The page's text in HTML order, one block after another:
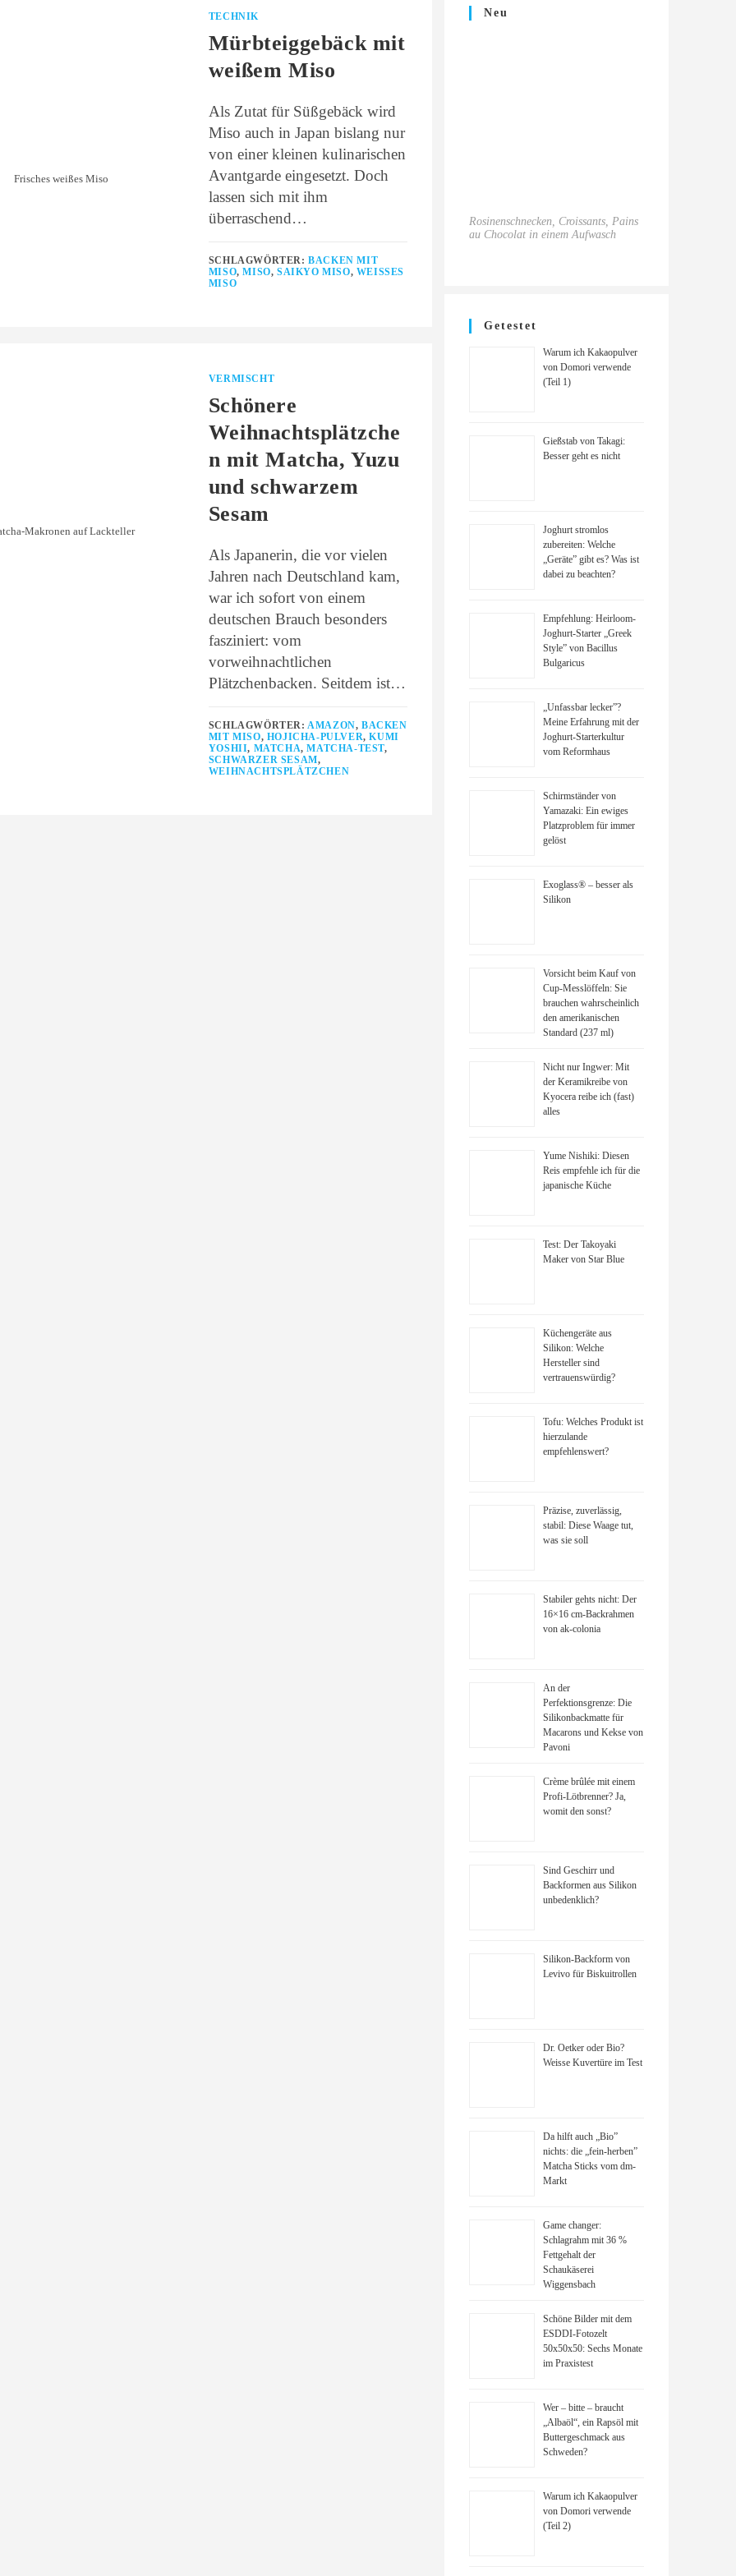
Frisches weißes Miso
TECHNIK
Mürbteiggebäck mit
weißem Miso
Als Zutat für Süßgebäck wird
Miso auch in Japan bislang nur
von einer kleinen kulinarischen
Avantgarde eingesetzt. Doch
lassen sich mit ihm
überraschend…
SCHLAGWÖRTER:BACKEN MIT
MISO,MISO, SAIKYO MISO, WEISSES M
ISO
Makronen auf Lackteller
VERMISCHT
Schönere
Weihnachtsplätzche
n mit Matcha, Yuzu
und schwarzem
Sesam
Als Japanerin, die vor vielen
Jahren nach Deutschland kam,
war ich sofort von einem
deutschen Brauch besonders
fasziniert: vom
vorweihnachtlichen
Plätzchenbacken. Seitdem ist…
SCHLAGWÖRTER: AMAZON, BACKEN
MIT MISO, HOJICHA-PULVER,KUMI
YOSHII, MATCHA,MATCHA-TEST,
SCHWARZER SESAM,
WEIHNACHTSPLÄTZCHEN
Neu
Rosinenschnecken, Croissants, Pains
au Chocolat in einem Aufwasch
Getestet
Warum ich Kakaopulver
von Domori verwende
(Teil 1)
Gießstab von Takagi:
Besser geht es nicht
Joghurt stromlos
zubereiten: Welche
„Geräte” gibt es? Was ist
dabei zu beachten?
Empfehlung: Heirloom-
Joghurt-Starter „Greek
Style” von Bacillus
Bulgaricus
„Unfassbar lecker”?
Meine Erfahrung mit der
Joghurt-Starterkultur
vom Reformhaus
Schirmständer von
Yamazaki: Ein ewiges
Platzproblem für immer
gelöst
Exoglass® – besser als
Silikon
Vorsicht beim Kauf von
Cup-Messlöffeln: Sie
brauchen wahrscheinlich
den amerikanischen
Standard (237 ml)
Nicht nur Ingwer: Mit
der Keramikreibe von
Kyocera reibe ich (fast)
alles
Yume Nishiki: Diesen
Reis empfehle ich für die
japanische Küche
Test: Der Takoyaki
Maker von Star Blue
Küchengeräte aus
Silikon: Welche
Hersteller sind
vertrauenswürdig?
Tofu: Welches Produkt ist
hierzulande
empfehlenswert?
Präzise, zuverlässig,
stabil: Diese Waage tut,
was sie soll
Stabiler gehts nicht: Der
16×16 cm-Backrahmen
von ak-colonia
An der
Perfektionsgrenze: Die
Silikonbackmatte für
Macarons und Kekse von
Pavoni
Crème brûlée mit einem
Profi-Lötbrenner? Ja,
womit den sonst?
Sind Geschirr und
Backformen aus Silikon
unbedenklich?
Silikon-Backform von
Levivo für Biskuitrollen
Dr. Oetker oder Bio?
Weisse Kuvertüre im Test
Da hilft auch „Bio”
nichts: die „fein-herben”
Matcha Sticks vom dm-
Markt
Game changer:
Schlagrahm mit 36 %
Fettgehalt der
Schaukäserei
Wiggensbach
Schöne Bilder mit dem
ESDDI-Fotozelt
50x50x50: Sechs Monate
im Praxistest
Wer – bitte – braucht
„Albaöl“, ein Rapsöl mit
Buttergeschmack aus
Schweden?
Warum ich Kakaopulver
von Domori verwende
(Teil 2)